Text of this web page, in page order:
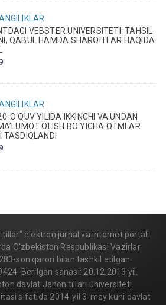
VEBSTER UNIVERSITETI: TAHSIL
QABUL HAMDA SHAROITLAR HAQIDA
O‘QUV YILIDA IKKINCHI VA UNDAN
OLISH BO‘YICHA OTMLAR
TASDIQLANDI
tillar" elektron jurnal va internet portali
O‘zbekiston Respublikasi Vazirlar
son qarori bilan tashkil etilgan.
Berilgan sanasi: 20.12.2013 yil.
davlat Jahon tillari universiteti.
sifatida 2014-yil 3-may kuni davlat